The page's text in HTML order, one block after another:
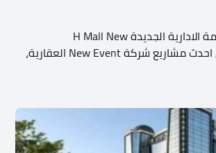
اتش مول العاصمة الادارية الجديدة H Mall New